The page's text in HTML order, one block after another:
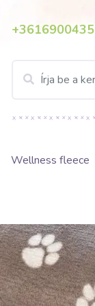
+3616900435
Wellness fleece